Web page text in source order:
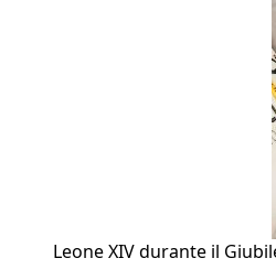
Leone XIV durante il